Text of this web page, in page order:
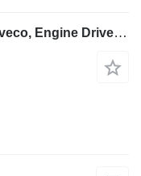
New Holland Lm5040, Lm Series, Iveco, Engine Driven Gear 72t 2855183 zupčanik radilice za LM5040 teleskopskog utovarivača